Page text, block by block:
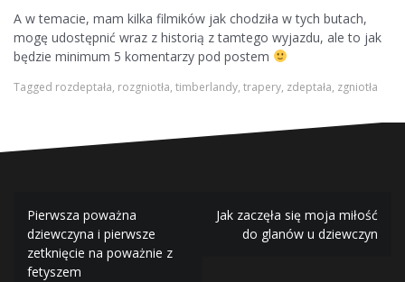
A w temacie, mam kilka filmików jak chodziła w tych butach,
mogę udostępnić wraz z historią z tamtego wyjazdu, ale to jak
będzie minimum 5 komentarzy pod postem
Tagged rozdeptała, rozgniotła, timberlandy, trapery, zdeptała, zgniotła
Nawigacja
wpisu
Pierwsza poważna
dziewczyna i pierwsze
zetknięcie na poważnie z
fetyszem
Jak zaczęła się moja miłość
do glanów u dziewczyn